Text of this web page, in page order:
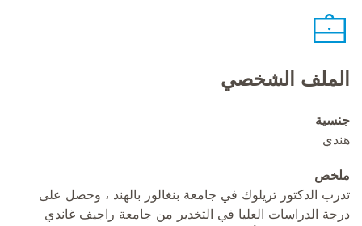
الملف الشخصي
جنسية
هندي
ملخص
تدرب الدكتور تريلوك في جامعة بنغالور بالهند ، وحصل على
درجة الدراسات العليا في التخدير من جامعة راجيف غاندي